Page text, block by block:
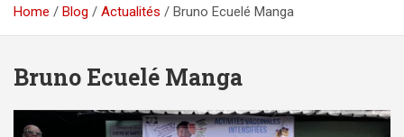
Home Blog Actualités Bruno Ecuelé Manga
Bruno Ecuelé Manga